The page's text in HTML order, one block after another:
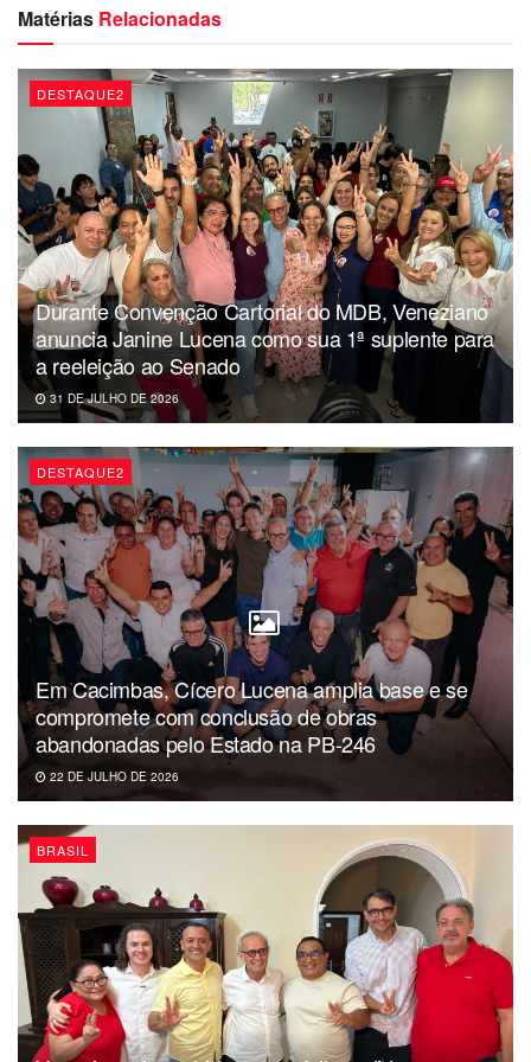
Câmara, se for aprovado.
Veja detalhes do PL no link:
https://www25.senado.leg.br/web/atividade/materias/-/mate
ria/135456
Assessoria
Matérias Relacionadas
DESTAQUE2
Durante Convenção Cartorial do MDB, Veneziano
anuncia Janine Lucena como sua 1ª suplente para
a reeleição ao Senado
31 DE JULHO DE 2026
DESTAQUE2
Em Cacimbas, Cícero Lucena amplia base e se
compromete com conclusão de obras
abandonadas pelo Estado na PB-246
22 DE JULHO DE 2026
BRASIL